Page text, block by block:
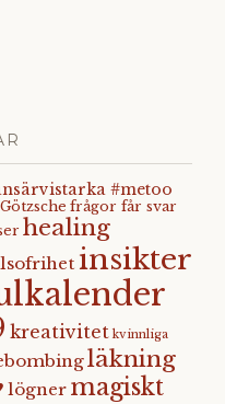
#metoo
frågor får svar
healing
insikter
kreativitet kvinnliga
läkning
lögner magiskt